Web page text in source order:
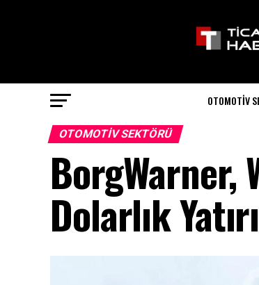
OTOMOTIV
OTOMOTIV SEKTÖRÜ
BorgWarner,
Dolarlık